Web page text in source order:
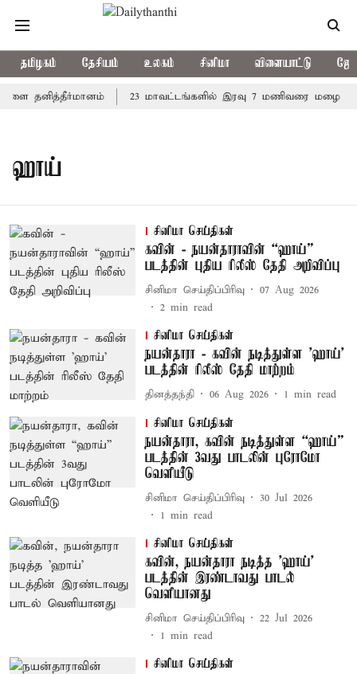
தமிழகம் தேசியம் உலகம் சினிமா விளையாட்டு
தனித்தீர்மானம் 23 மாவட்டங்களில் இரவு 7 மணிவரை மழை
ஹாய்
சினிமா செய்திகள்
கவின் - நயன்தாராவின் “ஹாய்”
படத்தின் புதிய ரிலீஸ் தேதி அறிவிப்பு
சினிமா செய்திப்பிரிவு
07 Aug 2026
2 min read
சினிமா செய்திகள்
நயன்தாரா - கவின் நடித்துள்ள 'ஹாய்'
படத்தின் ரிலீஸ் தேதி மாற்றம்
தினத்தந்தி 06 Aug 2026 1 min read
சினிமா செய்திகள்
நயன்தாரா, கவின் நடித்துள்ள “ஹாய்”
படத்தின் 3வது பாடலின் புரோமோ
வெளியீடு
சினிமா செய்திப்பிரிவு
30 Jul 2026
1 min read
சினிமா செய்திகள்
கவின், நயன்தாரா நடித்த 'ஹாய்'
படத்தின் இரண்டாவது பாடல்
வெளியானது
சினிமா செய்திப்பிரிவு
22 Jul 2026
1 min read
சினிமா செய்திகள்